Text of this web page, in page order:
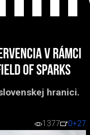
v rámci
of sparks
hranici.
1377 0+27